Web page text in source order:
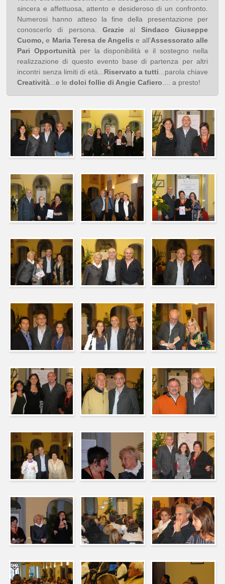
sincera e affettuosa, attento e desideroso di un confronto.
Numerosi hanno atteso la fine della presentazione per
conoscerlo di persona. Grazie al Sindaco Giuseppe
Cuomo, e Maria Teresa de Angelis e all'Assessorato alle
Pari Opportunità per la disponibilità e il sostegno nella
realizzazione di questo evento base di partenza per altri
incontri senza limiti di età... Riservato a tutti ...parola chiave
Creatività ...e le dolci follie di Angie Cafiero .... a presto!